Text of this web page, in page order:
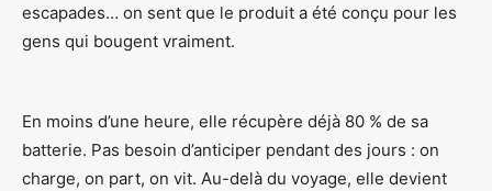
escapades… on sent que le produit a été conçu pour les
gens qui bougent vraiment.
En moins d’une heure, elle récupère déjà 80 % de sa
batterie. Pas besoin d’anticiper pendant des jours : on
charge, on part, on vit. Au-delà du voyage, elle devient